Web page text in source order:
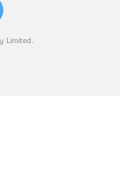
Limited.